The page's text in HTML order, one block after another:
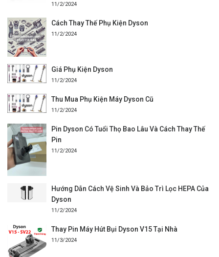
11/2/2024
Cách Thay Thế Phụ Kiện Dyson
11/2/2024
Giá Phụ Kiện Dyson
11/2/2024
Thu Mua Phụ Kiện Máy Dyson Cũ
11/2/2024
Pin Dyson Có Tuổi Thọ Bao Lâu Và Cách Thay Thế
Pin
11/2/2024
Hướng Dẫn Cách Vệ Sinh Và Bảo Trì Lọc HEPA Của
Dyson
11/2/2024
Thay Pin Máy Hút Bụi Dyson V15 Tại Nhà
11/3/2024